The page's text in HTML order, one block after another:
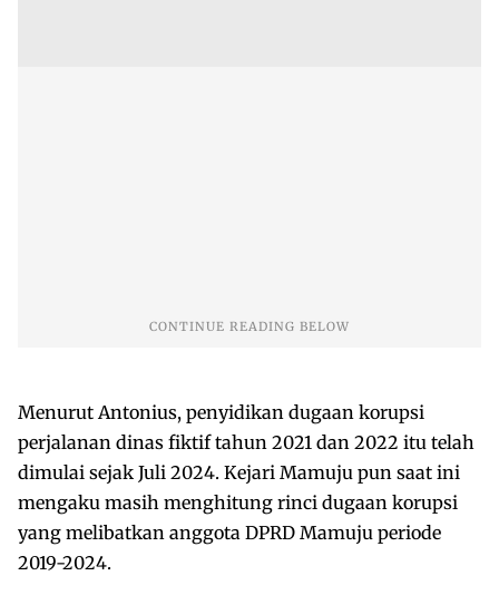
Menurut Antonius, penyidikan dugaan korupsi
perjalanan dinas fiktif tahun 2021 dan 2022 itu telah
dimulai sejak Juli 2024. Kejari Mamuju pun saat ini
mengaku masih menghitung rinci dugaan korupsi
yang melibatkan anggota DPRD Mamuju periode
2019-2024.